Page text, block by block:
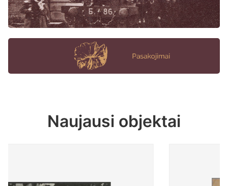
Naujausi objektai